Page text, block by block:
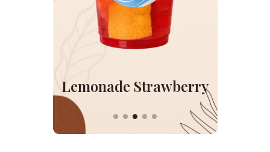
Strawberry